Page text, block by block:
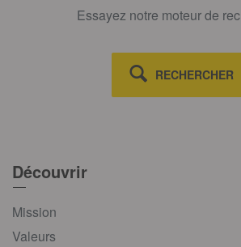
Essayez notre moteur de
RECHERCHER
Découvrir
Mission
Valeurs